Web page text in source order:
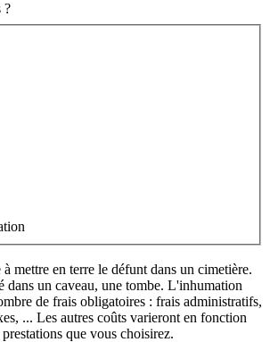
?
mettre en terre le défunt dans un cimetière.
dans un caveau, une tombe. L'inhumation
de frais obligatoires : frais administratifs,
... Les autres coûts varieront en fonction
que vous choisirez.